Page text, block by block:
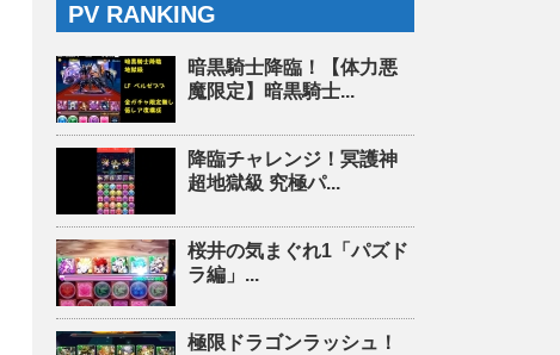
PV RANKING
暗黒騎士降臨！【体力悪
魔限定】暗黒騎士...
降臨チャレンジ！冥護神
超地獄級 究極パ...
桜井の気まぐれ1「パズド
ラ編」...
極限ドラゴンラッシュ！